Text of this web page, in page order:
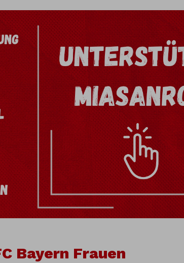
Bayern Frauen